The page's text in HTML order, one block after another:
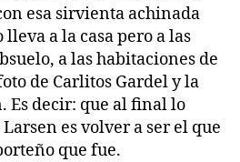
esa sirvienta achinada
a la casa pero a las
a las habitaciones de
de Carlitos Gardel y la
Es decir: que al final lo
es volver a ser el que
que fue.